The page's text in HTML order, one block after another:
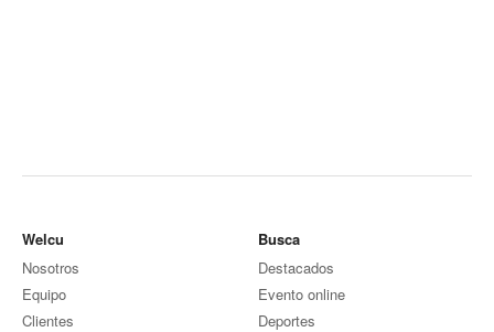
Welcu
Nosotros
Equipo
Clientes
Busca
Destacados
Evento online
Deportes